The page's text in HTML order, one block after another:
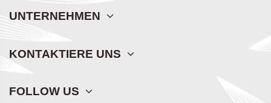
UNTERNEHMEN
KONTAKTIERE UNS
FOLLOW US